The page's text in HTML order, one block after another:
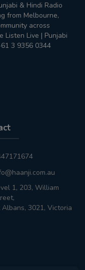
& Hindi Radio
from Melbourne,
across
Listen Live | Punjabi
3 9356 0344
1, 203, William
Albans, 3021, Victoria